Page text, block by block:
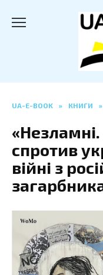
UA-E-BOOK » КНИГИ »
спротив
війні з